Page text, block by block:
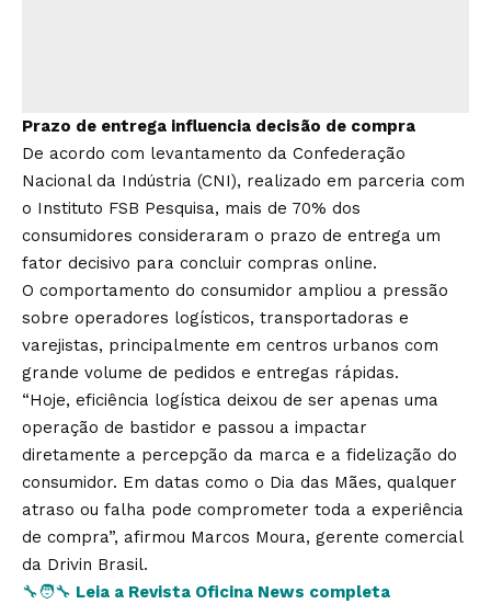
Prazo de entrega influencia decisão de compra
De acordo com levantamento da Confederação
Nacional da Indústria (CNI), realizado em parceria com
o Instituto FSB Pesquisa, mais de 70% dos
consumidores consideraram o prazo de entrega um
fator decisivo para concluir compras online.
O comportamento do consumidor ampliou a pressão
sobre operadores logísticos, transportadoras e
varejistas, principalmente em centros urbanos com
grande volume de pedidos e entregas rápidas.
“Hoje, eficiência logística deixou de ser apenas uma
operação de bastidor e passou a impactar
diretamente a percepção da marca e a fidelização do
consumidor. Em datas como o Dia das Mães, qualquer
atraso ou falha pode comprometer toda a experiência
de compra”, afirmou Marcos Moura, gerente comercial
da Drivin Brasil.
🔧🧑‍🔧 Leia a Revista Oficina News completa